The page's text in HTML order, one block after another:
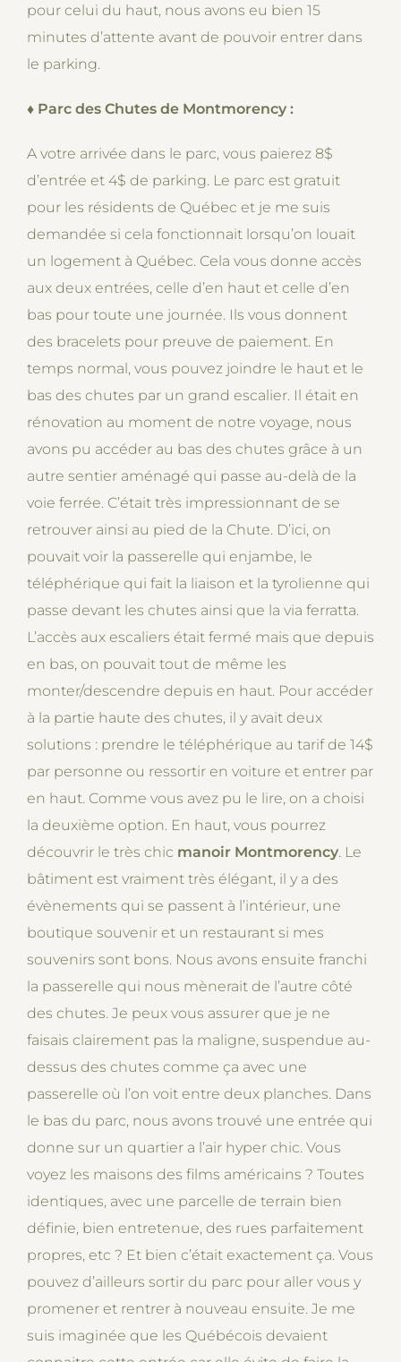
pour celui du haut, nous avons eu bien 15
minutes d’attente avant de pouvoir entrer dans
le parking.
♦ Parc des Chutes de Montmorency :
A votre arrivée dans le parc, vous paierez 8$
d’entrée et 4$ de parking. Le parc est gratuit
pour les résidents de Québec et je me suis
demandée si cela fonctionnait lorsqu’on louait
un logement à Québec. Cela vous donne accès
aux deux entrées, celle d’en haut et celle d’en
bas pour toute une journée. Ils vous donnent
des bracelets pour preuve de paiement. En
temps normal, vous pouvez joindre le haut et le
bas des chutes par un grand escalier. Il était en
rénovation au moment de notre voyage, nous
avons pu accéder au bas des chutes grâce à un
autre sentier aménagé qui passe au-delà de la
voie ferrée. C’était très impressionnant de se
retrouver ainsi au pied de la Chute. D’ici, on
pouvait voir la passerelle qui enjambe, le
téléphérique qui fait la liaison et la tyrolienne qui
passe devant les chutes ainsi que la via ferratta.
L’accès aux escaliers était fermé mais que depuis
en bas, on pouvait tout de même les
monter/descendre depuis en haut. Pour accéder
à la partie haute des chutes, il y avait deux
solutions : prendre le téléphérique au tarif de 14$
par personne ou ressortir en voiture et entrer par
en haut. Comme vous avez pu le lire, on a choisi
la deuxième option. En haut, vous pourrez
découvrir le très chic manoir Montmorency. Le
bâtiment est vraiment très élégant, il y a des
évènements qui se passent à l’intérieur, une
boutique souvenir et un restaurant si mes
souvenirs sont bons. Nous avons ensuite franchi
la passerelle qui nous mènerait de l’autre côté
des chutes. Je peux vous assurer que je ne
faisais clairement pas la maligne, suspendue au-
dessus des chutes comme ça avec une
passerelle où l’on voit entre deux planches. Dans
le bas du parc, nous avons trouvé une entrée qui
donne sur un quartier a l’air hyper chic. Vous
voyez les maisons des films américains ? Toutes
identiques, avec une parcelle de terrain bien
définie, bien entretenue, des rues parfaitement
propres, etc ? Et bien c’était exactement ça. Vous
pouvez d’ailleurs sortir du parc pour aller vous y
promener et rentrer à nouveau ensuite. Je me
suis imaginée que les Québécois devaient